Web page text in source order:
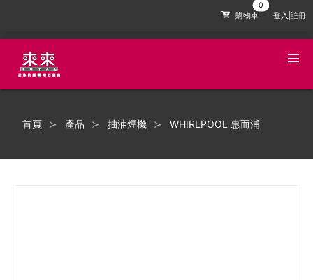
購物車 登入|註冊
首頁 產品 抽油煙機 WHIRLPOOL 惠而浦